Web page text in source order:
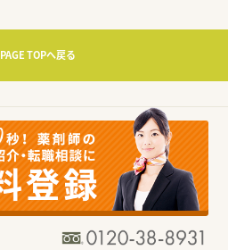
PAGE TOPへ戻る